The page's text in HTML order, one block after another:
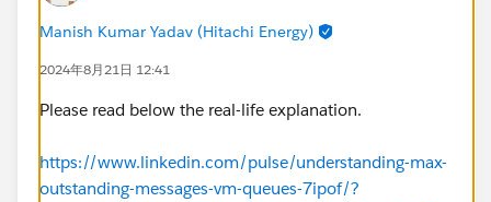
Manish Kumar Yadav (Hitachi Energy)
2024年8月21日 12:41
Please read below the real-life explanation.
https://www.linkedin.com/pulse/understanding-max-
outstanding-messages-vm-queues-7ipof/?